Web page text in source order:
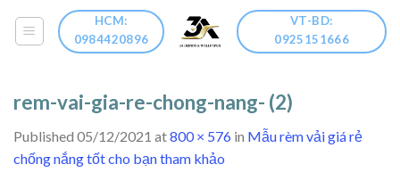
HCM:
0984420896
VT-BD:
0925151666
rem-vai-gia-re-chong-nang- (2)
Published 05/12/2021 at800 × 576 in Mẫu rèm vải giá rẻ
chống nắng tốt cho bạn tham khảo